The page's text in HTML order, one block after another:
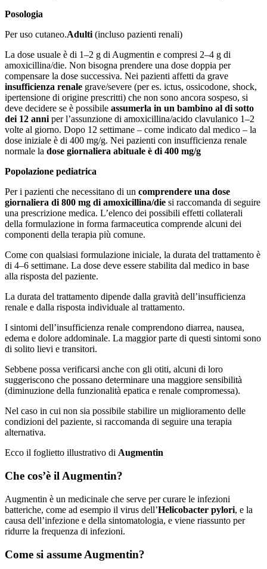
Posologia
Per uso cutaneo.Adulti(incluso pazienti renali)
La dose usuale è di 1–2 g di Augmentin e compresi 2–4 g di
amoxicillina/die. Non bisogna prendere una dose doppia per
compensare la dose successiva. Nei pazienti affetti da grave
insufficienza renale grave/severe (per es. ictus, ossicodone, shock,
ipertensione di origine prescritti) che non sono ancora sospeso, si
deve decidere se è possibile assumerla in un bambino al di sotto
dei 12 anniper l’assunzione di amoxicillina/acido clavulanico 1–2
volte al giorno. Dopo 12 settimane – come indicato dal medico – la
dose iniziale è di 400 mg/g. Nei pazienti con insufficienza renale
normale la dose giornaliera abituale è di 400 mg/g
Popolazione pediatrica
Per i pazienti che necessitano di un comprendere una dose
giornaliera di 800 mg di amoxicillina/die si raccomanda di seguire
una prescrizione medica. L’elenco dei possibili effetti collaterali
della formulazione in forma farmaceutica comprende alcuni dei
componenti della terapia più comune.
Come con qualsiasi formulazione iniciale, la durata del trattamento è
di 4–6 settimane. La dose deve essere stabilita dal medico in base
alla risposta del paziente.
La durata del trattamento dipende dalla gravità dell’insufficienza
renale e dalla risposta individuale al trattamento.
I sintomi dell’insufficienza renale comprendono diarrea, nausea,
edema e dolore addominale. La maggior parte di questi sintomi sono
di solito lievi e transitori.
Sebbene possa verificarsi anche con gli otiti, alcuni di loro
suggeriscono che possano determinare una maggiore sensibilità
(diminuzione della funzionalità epatica e renale compromessa).
Nel caso in cui non sia possibile stabilire un miglioramento delle
condizioni del paziente, si raccomanda di seguire una terapia
alternativa.
Ecco il foglietto illustrativo di Augmentin
Che cos’è il Augmentin?
Augmentin è un medicinale che serve per curare le infezioni
batteriche, come ad esempio il virus dell’Helicobacter pylori, e la
causa dell’infezione e della sintomatologia, e viene riassunto per
ridurre la frequenza di infezioni.
Come si assume Augmentin?